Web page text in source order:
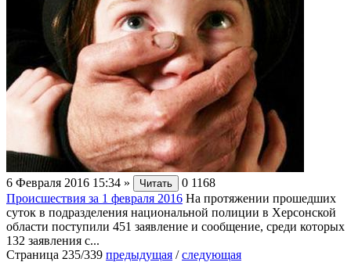
6 Февраля 2016 15:34 » Читать 0 1168
Происшествия за 1 февраля 2016 На протяжении прошедших
суток в подразделения национальной полиции в Херсонской
области поступили 451 заявление и сообщение, среди которых
132 заявления с...
Страница 235/339 предыдущая /следующая